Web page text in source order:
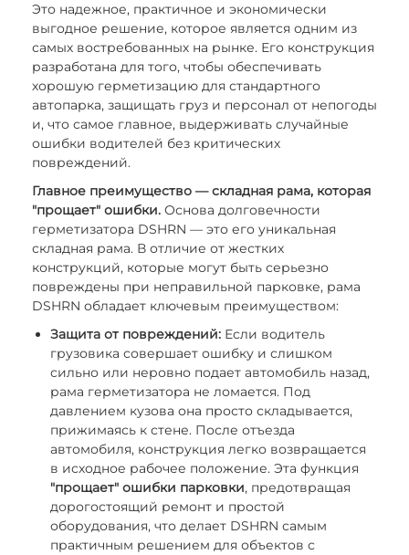
Это надежное, практичное и экономически
выгодное решение, которое является одним из
самых востребованных на рынке. Его конструкция
разработана для того, чтобы обеспечивать
хорошую герметизацию для стандартного
автопарка, защищать груз и персонал от непогоды
и, что самое главное, выдерживать случайные
ошибки водителей без критических
повреждений.
Главное преимущество — складная рама, которая
"прощает" ошибки. Основа долговечности
герметизатора DSHRN — это его уникальная
складная рама. В отличие от жестких
конструкций, которые могут быть серьезно
повреждены при неправильной парковке, рама
DSHRN обладает ключевым преимуществом:
Защита от повреждений: Если водитель
грузовика совершает ошибку и слишком
сильно или неровно подает автомобиль назад,
рама герметизатора не ломается. Под
давлением кузова она просто складывается,
прижимаясь к стене. После отъезда
автомобиля, конструкция легко возвращается
в исходное рабочее положение. Эта функция
"прощает" ошибки парковки, предотвращая
дорогостоящий ремонт и простой
оборудования, что делает DSHRN самым
практичным решением для объектов с